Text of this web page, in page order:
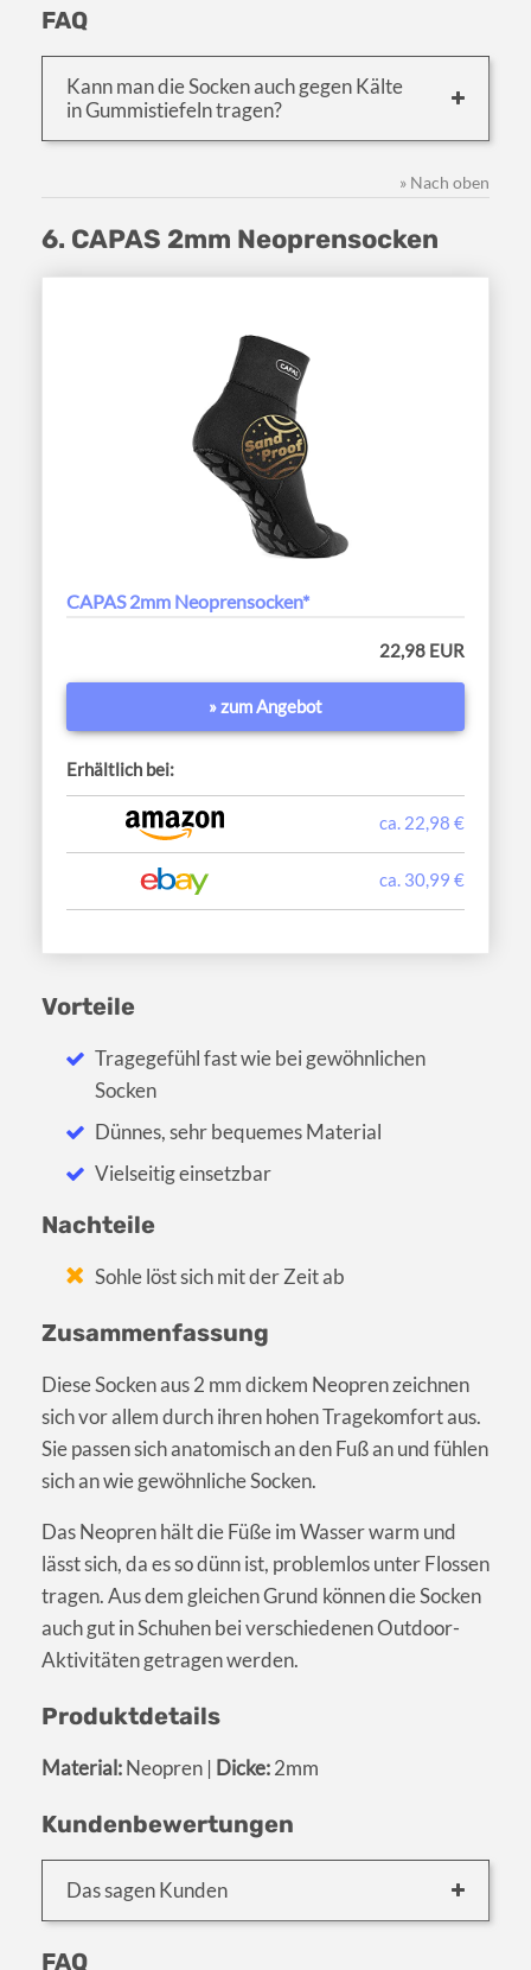
FAQ
Kann man die Socken auch gegen Kälte
in Gummistiefeln tragen?
» Nach oben
6. CAPAS 2mm Neoprensocken
CAPAS 2mm Neoprensocken*
22,98 EUR
» zum Angebot
Erhältlich bei:
ca. 22,98 €
ca. 30,99 €
Vorteile
Tragegefühl fast wie bei gewöhnlichen
Socken
Dünnes, sehr bequemes Material
Vielseitig einsetzbar
Nachteile
Sohle löst sich mit der Zeit ab
Zusammenfassung
Diese Socken aus 2 mm dickem Neopren zeichnen
sich vor allem durch ihren hohen Tragekomfort aus.
Sie passen sich anatomisch an den Fuß an und fühlen
sich an wie gewöhnliche Socken.
Das Neopren hält die Füße im Wasser warm und
lässt sich, da es so dünn ist, problemlos unter Flossen
tragen. Aus dem gleichen Grund können die Socken
auch gut in Schuhen bei verschiedenen Outdoor-
Aktivitäten getragen werden.
Produktdetails
Material:Neopren | Dicke:2mm
Kundenbewertungen
Das sagen Kunden
FAQ